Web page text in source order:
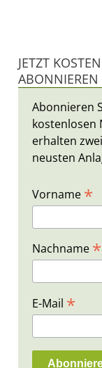
JETZT
ABONNIEREN
Abonnieren
kostenlosen
erhalten
neusten
Vorname *
Nachname *
E-Mail *